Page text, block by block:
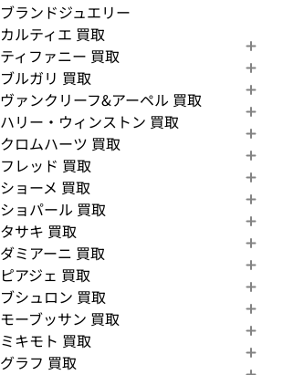
ブランドジュエリー
カルティエ 買取
ティファニー 買取
ブルガリ 買取
ヴァンクリーフ&アーペル 買取
ハリー・ウィンストン 買取
クロムハーツ 買取
フレッド 買取
ショーメ 買取
ショパール 買取
タサキ 買取
ダミアーニ 買取
ピアジェ 買取
ブシュロン 買取
モーブッサン 買取
ミキモト 買取
グラフ 買取